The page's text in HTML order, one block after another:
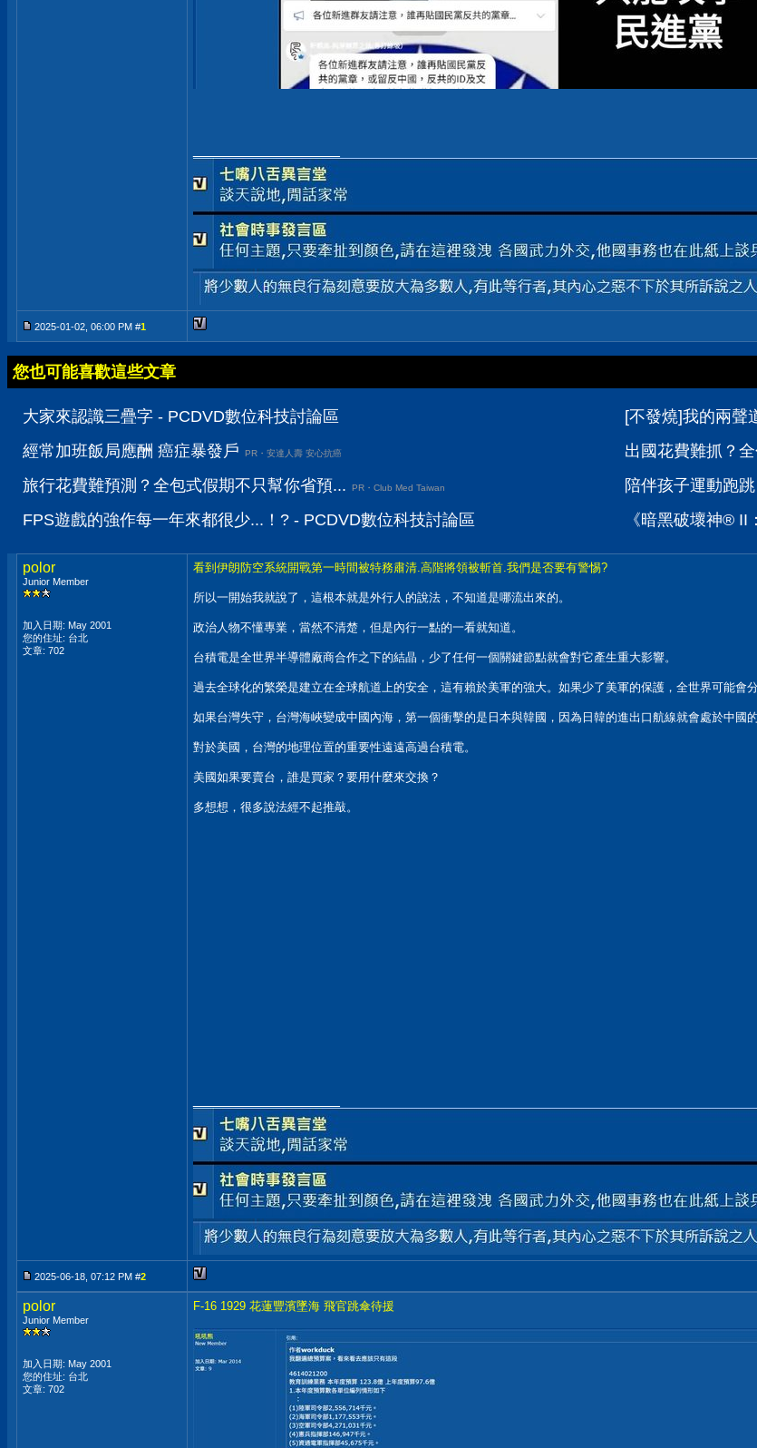
2025-01-02, 06:00 PM #1
您也可能喜歡這些文章
大家來認識三疊字 - PCDVD數位科技討論區
經常加班飯局應酬 癌症暴發戶
PR・安達人壽 安心抗癌
旅行花費難預測？全包式假期不只幫你省預... PR・Club Med Taiwan
FPS遊戲的強作每一年來都很少...！? - PCDVD數位科技討論區
[不發燒]我的兩聲
出國花費難抓？
陪伴孩子運動跑
《暗黑破壞神®
polor
Junior Member
加入日期: May 2001
您的住址: 台北
文章: 702
看到伊朗防空系統開戰第一時間被特務肅清.高階將領被斬首.我們是否要有警惕?
所以一開始我就說了，這根本就是外行人的說法，不知道是哪流出來的。
政治人物不懂專業，當然不清楚，但是內行一點的一看就知道。
台積電是全世界半導體廠商合作之下的結晶，少了任何一個關鍵節點就會對它產生重大影響。
過去全球化的繁榮是建立在全球航道上的安全，這有賴於美軍的強大。如果少了美軍的保護，全世界可能會分
如果台灣失守，台灣海峽變成中國內海，第一個衝擊的是日本與韓國，因為日韓的進出口航線就會處於中國
對於美國，台灣的地理位置的重要性遠遠高過台積電。
美國如果要賣台，誰是買家？要用什麼來交換？
多想想，很多說法經不起推敲。
2025-06-18, 07:12 PM #2
polor
Junior Member
加入日期: May 2001
您的住址: 台北
文章: 702
F-16 1929 花蓮豐濱墜海 飛官跳傘待援